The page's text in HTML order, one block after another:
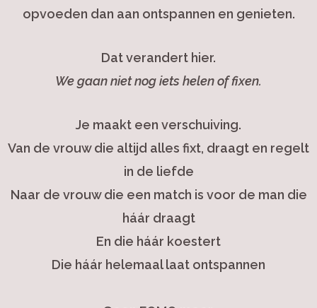
opvoeden dan aan ontspannen en genieten.
Dat verandert hier.
We gaan niet nog iets helen of fixen.
Je maakt een verschuiving.
Van de vrouw die altijd alles fixt, draagt en regelt
in de liefde
Naar de vrouw die een match is voor de man die
háár draagt
En die háár koestert
Die háár helemaal laat ontspannen